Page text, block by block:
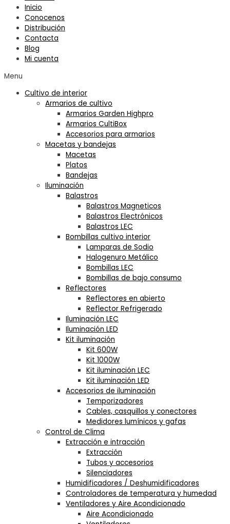
Inicio
Conocenos
Distribución
Contacta
Blog
Mi cuenta
Menu
Cultivo de interior
Armarios de cultivo
Armarios Garden Highpro
Armarios CultiBox
Accesorios para armarios
Macetas y bandejas
Macetas
Platos
Bandejas
Iluminación
Balastros
Balastros Magneticos
Balastros Electrónicos
Balastros LEC
Bombillas cultivo interior
Lamparas de Sodio
Halogenuro Metálico
Bombillas LEC
Bombillas de bajo consumo
Reflectores
Reflectores en abierto
Reflector Refrigerado
Iluminación LEC
Iluminación LED
Kit iluminación
Kit 600W
Kit 1000W
Kit iluminación LEC
Kit iluminación LED
Accesorios de iluminación
Temporizadores
Cables, casquillos y conectores
Medidores lumínicos y gafas
Control de Clima
Extracción e intracción
Extracción
Tubos y accesorios
Silenciadores
Humidificadores / Deshumidificadores
Controladores de temperatura y humedad
Ventiladores y Aire Acondicionado
Aire Acondicionado